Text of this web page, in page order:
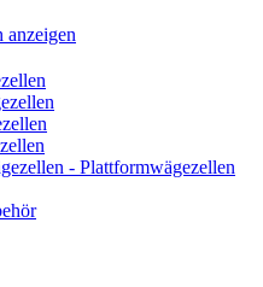
anzeigen
- Plattformwägezellen